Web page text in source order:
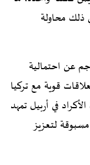
محاولة
عن احتمالية
قوية مع تركيا
في أربيل تمهد
لتعزيز